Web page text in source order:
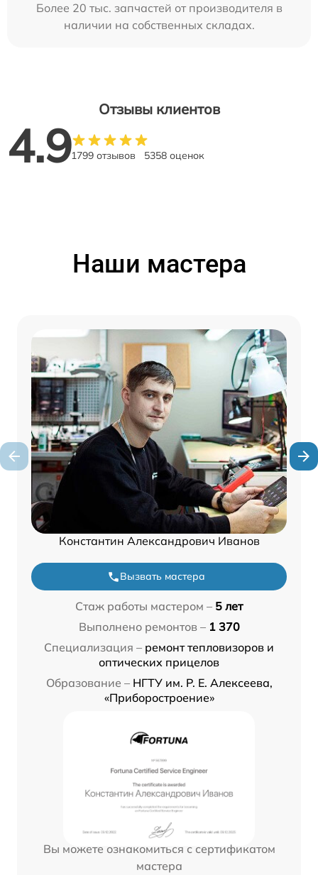
Более 20 тыс. запчастей от производителя в
наличии на собственных складах.
Отзывы клиентов
4.91799 отзывов 5358 оценок
Наши мастера
Константин Александрович Иванов
Вызвать мастера
Стаж работы мастером – 5 лет
Выполнено ремонтов – 1 370
Специализация – ремонт тепловизоров и
оптических прицелов
Образование – НГТУ им. Р. Е. Алексеева,
«Приборостроение»
Вы можете ознакомиться с сертификатом
мастера